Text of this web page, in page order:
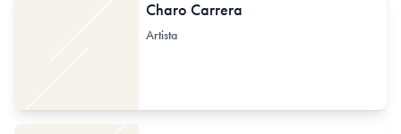
Charo Carrera
Artista